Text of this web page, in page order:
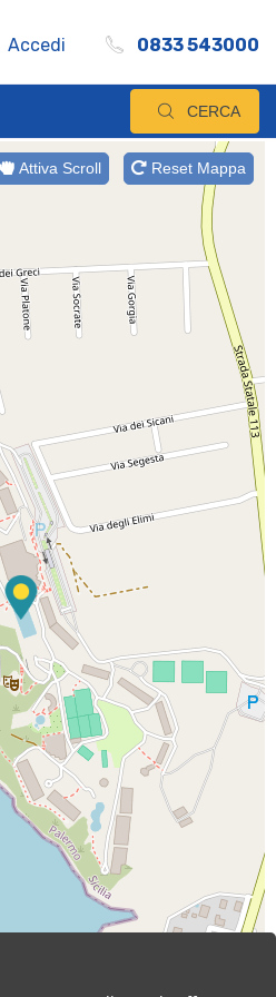
Accedi 0833 543000
CERCA
Attiva Scroll Reset Mappa